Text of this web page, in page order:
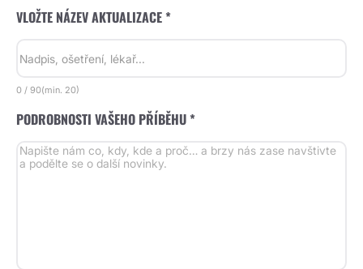
VLOŽTE NÁZEV AKTUALIZACE *
0 / 90(min. 20)
PODROBNOSTI VAŠEHO PŘÍBĚHU *